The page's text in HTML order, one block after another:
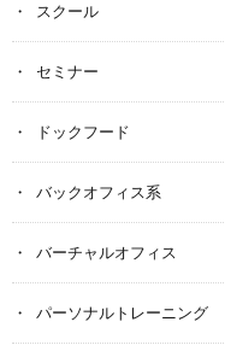
スクール
セミナー
ドックフード
バックオフィス系
バーチャルオフィス
パーソナルトレーニング